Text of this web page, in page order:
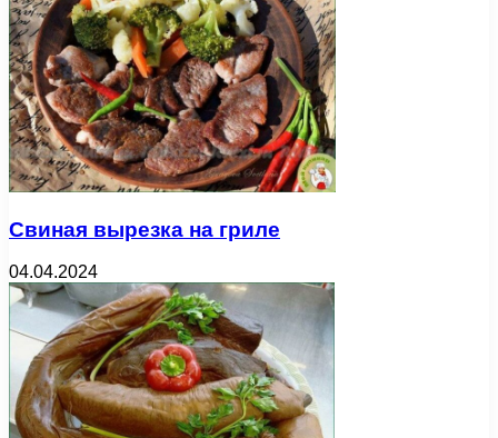
Свиная вырезка на гриле
04.04.2024